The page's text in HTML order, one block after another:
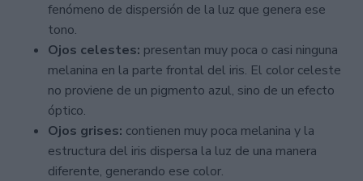
fenómeno de dispersión de la luz que genera ese
tono.
Ojos celestes: presentan muy poca o casi ninguna
melanina en la parte frontal del iris. El color celeste
no proviene de un pigmento azul, sino de un efecto
óptico.
Ojos grises: contienen muy poca melanina y la
estructura del iris dispersa la luz de una manera
diferente, generando ese color.